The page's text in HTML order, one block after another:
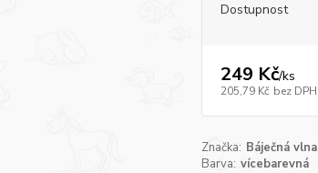
Dostupnost
249 Kč/ks
205,79 Kč bez DPH
Značka: Báječná vlna
Barva: vícebarevná